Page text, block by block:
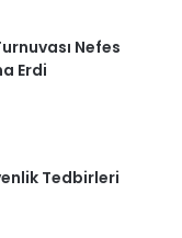
Nefes
Erdi
Tedbirleri